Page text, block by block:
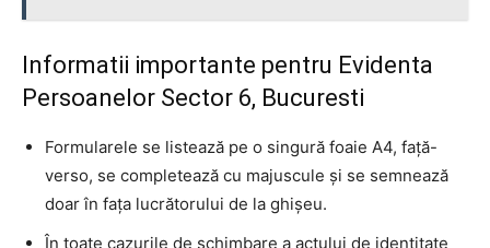
Informatii importante pentru Evidenta
Persoanelor Sector 6, Bucuresti
Formularele se listează pe o singură foaie A4, față-
verso, se completează cu majuscule și se semnează
doar în fața lucrătorului de la ghișeu.
În toate cazurile de schimbare a actului de identitate